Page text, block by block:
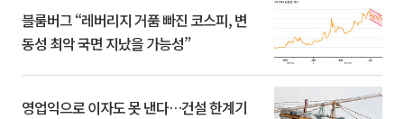
블룸버그 “레버리지 거품 빠진 코스피, 변
동성 최악 국면 지났을 가능성”
영업익으로 이자도 못 낸다…건설 한계기